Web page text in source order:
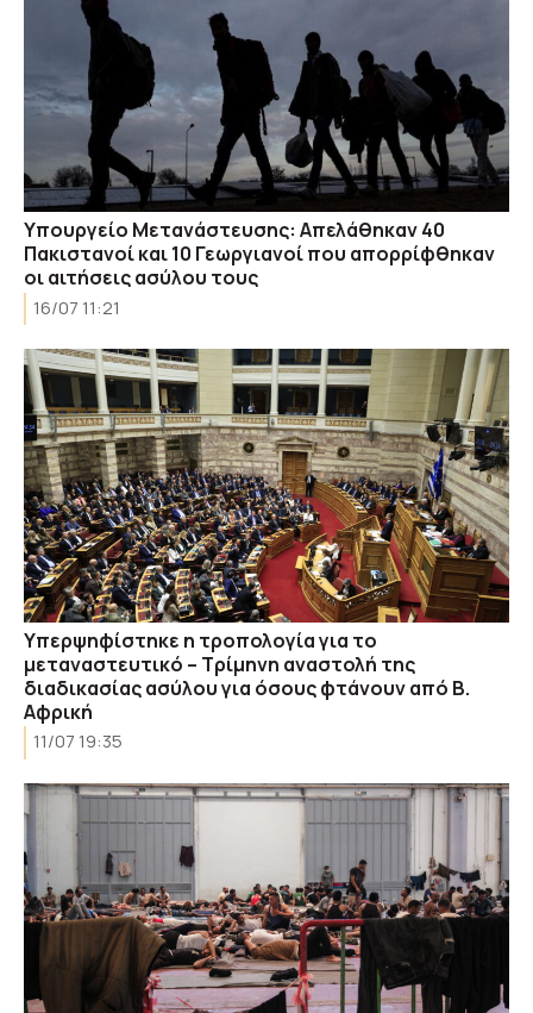
Υπουργείο Μετανάστευσης: Απελάθηκαν 40
Πακιστανοί και 10 Γεωργιανοί που απορρίφθηκαν
οι αιτήσεις ασύλου τους
16/07 11:21
Υπερψηφίστηκε η τροπολογία για το
μεταναστευτικό – Τρίμηνη αναστολή της
διαδικασίας ασύλου για όσους φτάνουν από Β.
Αφρική
11/07 19:35